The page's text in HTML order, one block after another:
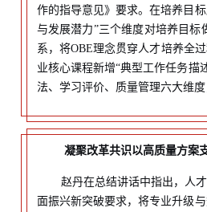
作的指导意见》要求。在培养目
与发展潜力”三个维度对培养目
系，将OBE理念贯穿人才培养全
业核心课程新增“典型工作任务描
法、学习评价、质量管理六大维
凝聚改革共识以高质量方案
赵丹在总结讲话中指出，人
面振兴新突破要求，将专业升级